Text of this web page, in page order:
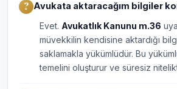
Avukata aktaracağım bilgiler
Evet. Avukatlık Kanunu m.36
müvekkilin kendisine aktardığı
saklamakla yükümlüdür. Bu
temelini oluşturur ve süresiz